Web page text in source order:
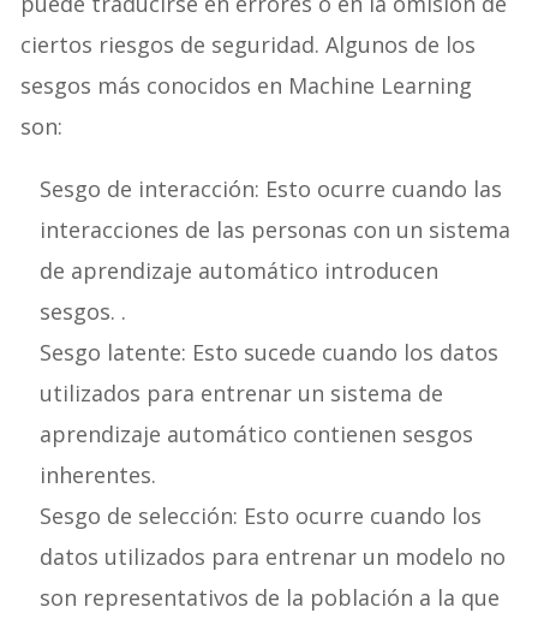
ciertos riesgos de seguridad. Algunos de los
sesgos más conocidos en Machine Learning
son:
Sesgo de interacción: Esto ocurre cuando las
interacciones de las personas con un sistema
de aprendizaje automático introducen
sesgos. .
Sesgo latente: Esto sucede cuando los datos
utilizados para entrenar un sistema de
aprendizaje automático contienen sesgos
inherentes.
Sesgo de selección: Esto ocurre cuando los
datos utilizados para entrenar un modelo no
son representativos de la población a la que